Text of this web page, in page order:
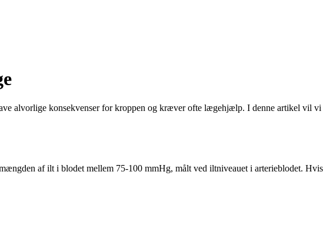
alvorlige konsekvenser for kroppen og kræver ofte lægehjælp. I denne artikel vil vi
af ilt i blodet mellem 75-100 mmHg, målt ved iltniveauet i arterieblodet. Hvis